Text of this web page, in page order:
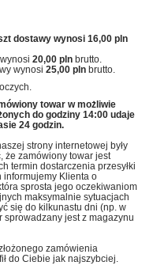
dostawy wynosi 16,00 pln
20,00 pln brutto.
wynosi 25,00 pln brutto.
towar w możliwie
do godziny 14:00 udaje
24 godzin.
strony internetowej były
że zamówiony towar jest
termin dostarczenia przesyłki
informujemy Klienta o
sprosta jego oczekiwaniom
maksymalnie sytuacjach
się do kilkunastu dni (np. w
jest z magazynu
zamówienia
do Ciebie jak najszybciej.